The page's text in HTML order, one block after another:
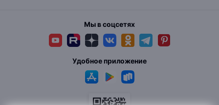
Мы в соцсетях
Удобное приложение